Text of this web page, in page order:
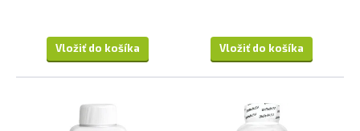
Vložiť do košíka Vložiť do košíka